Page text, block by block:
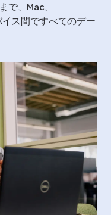
で、Mac、
ス間ですべてのデー